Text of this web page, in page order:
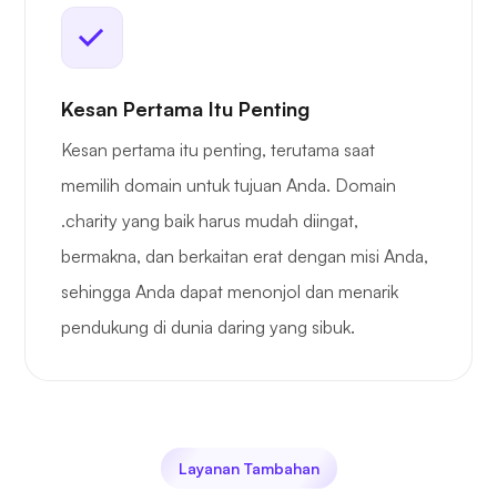
Kesan Pertama Itu Penting
Kesan pertama itu penting, terutama saat
memilih domain untuk tujuan Anda. Domain
.charity yang baik harus mudah diingat,
bermakna, dan berkaitan erat dengan misi Anda,
sehingga Anda dapat menonjol dan menarik
pendukung di dunia daring yang sibuk.
Layanan Tambahan